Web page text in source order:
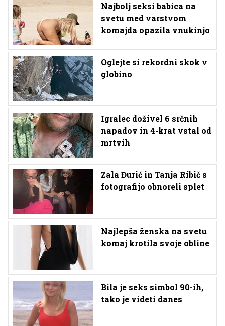
Najbolj seksi babica na
svetu med varstvom
komajda opazila vnukinjo
Oglejte si rekordni skok v
globino
Igralec doživel 6 srčnih
napadov in 4-krat vstal od
mrtvih
Zala Đurić in Tanja Ribič s
fotografijo obnoreli splet
Najlepša ženska na svetu
komaj krotila svoje obline
Bila je seks simbol 90-ih,
tako je videti danes